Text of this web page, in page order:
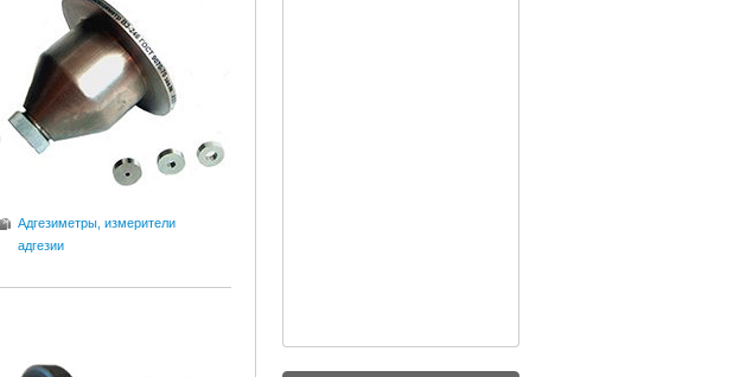
Адгезиметры, измерители
адгезии